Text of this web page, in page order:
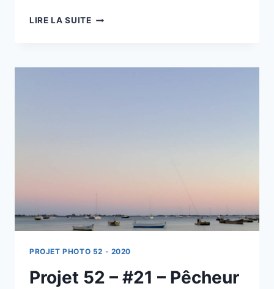
LIRE LA SUITEPROJET
–
PROJET PHOTO 52 - 2020
Projet 52 – #21 – Pêcheur